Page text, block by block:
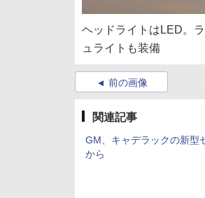
ヘッドライトはLED。
ュライトも装備
前の画像
関連記事
GM、キャデラックの新型
から